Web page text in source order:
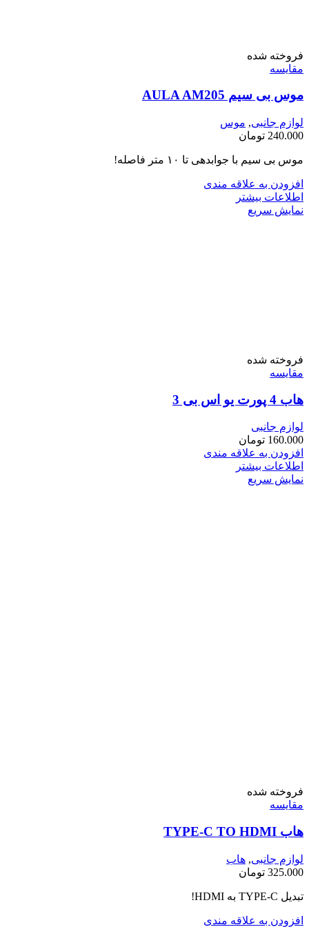
فروخته شده
مقايسه
موس بی سیم AULA AM205
لوازم جانبی, موس
240.000 تومان
موس بی سیم با جوابدهی تا ۱۰ متر فاصله!
افزودن به علاقه مندی
اطلاعات بیشتر
نمایش سریع
فروخته شده
مقايسه
هاب 4 پورت یو اس بی 3
لوازم جانبی
160.000 تومان
افزودن به علاقه مندی
اطلاعات بیشتر
نمایش سریع
فروخته شده
مقايسه
هاب TYPE-C TO HDMI
لوازم جانبی, هاب
325.000 تومان
تبدیل TYPE-C به HDMI!
افزودن به علاقه مندی